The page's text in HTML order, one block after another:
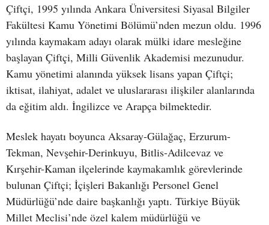
Çiftçi, 1995 yılında Ankara Üniversitesi Siyasal Bilgiler
Fakültesi Kamu Yönetimi Bölümü’nden mezun oldu. 1996
yılında kaymakam adayı olarak mülki idare mesleğine
başlayan Çiftçi, Milli Güvenlik Akademisi mezunudur.
Kamu yönetimi alanında yüksek lisans yapan Çiftçi;
iktisat, ilahiyat, adalet ve uluslararası ilişkiler alanlarında
da eğitim aldı. İngilizce ve Arapça bilmektedir.
Meslek hayatı boyunca Aksaray-Gülağaç, Erzurum-
Tekman, Nevşehir-Derinkuyu, Bitlis-Adilcevaz ve
Kırşehir-Kaman ilçelerinde kaymakamlık görevlerinde
bulunan Çiftçi; İçişleri Bakanlığı Personel Genel
Müdürlüğü’nde daire başkanlığı yaptı. Türkiye Büyük
Millet Meclisi’nde özel kalem müdürlüğü ve